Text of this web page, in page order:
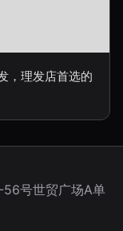
，理发店首选的
号世贸广场A单